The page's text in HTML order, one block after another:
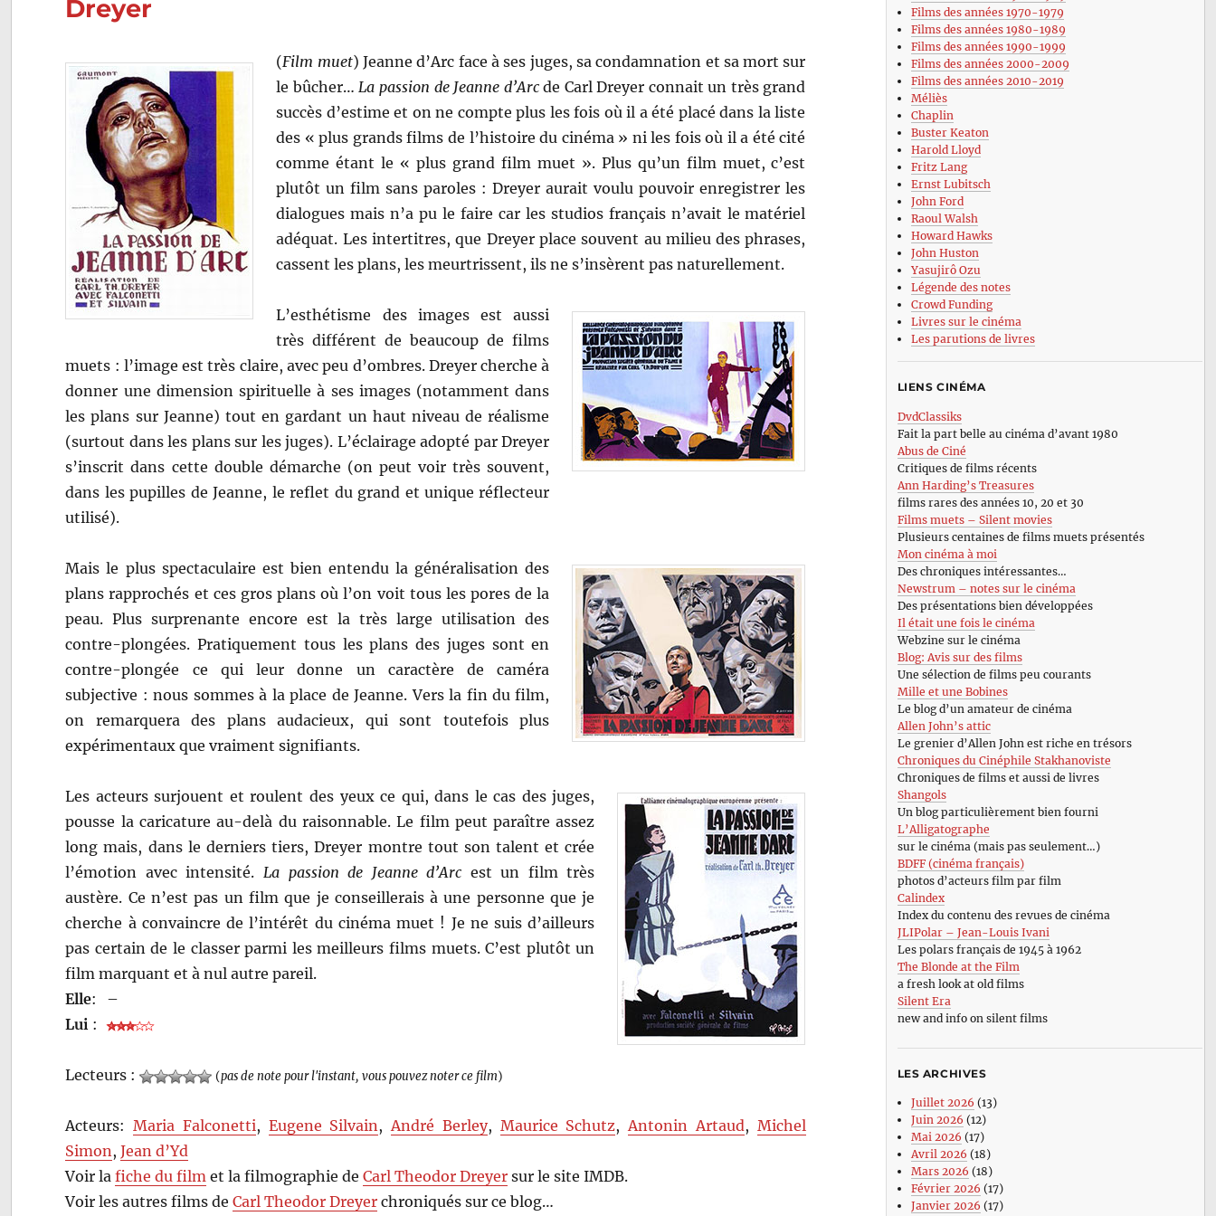
Dreyer
(Film muet) Jeanne d’Arc face à ses juges, sa condamnation et sa mort sur
le bûcher…La passion de Jeanne d’Arcde Carl Dreyer connait un très grand
succès d’estime et on ne compte plus les fois où il a été placé dans la liste
des « plus grands films de l’histoire du cinéma » ni les fois où il a été cité
comme étant le « plus grand film muet ». Plus qu’un film muet, c’est
plutôt un film sans paroles : Dreyer aurait voulu pouvoir enregistrer les
dialogues mais n’a pu le faire car les studios français n’avait le matériel
adéquat. Les intertitres, que Dreyer place souvent au milieu des phrases,
cassent les plans, les meurtrissent, ils ne s’insèrent pas naturellement.
L’esthétisme des images est aussi
très différent de beaucoup de films
muets : l’image est très claire, avec peu d’ombres. Dreyer cherche à
donner une dimension spirituelle à ses images (notamment dans
les plans sur Jeanne) tout en gardant un haut niveau de réalisme
(surtout dans les plans sur les juges). L’éclairage adopté par Dreyer
s’inscrit dans cette double démarche (on peut voir très souvent,
dans les pupilles de Jeanne, le reflet du grand et unique réflecteur
utilisé).
Mais le plus spectaculaire est bien entendu la généralisation des
plans rapprochés et ces gros plans où l’on voit tous les pores de la
peau. Plus surprenante encore est la très large utilisation des
contre-plongées. Pratiquement tous les plans des juges sont en
contre-plongée ce qui leur donne un caractère de caméra
subjective : nous sommes à la place de Jeanne. Vers la fin du film,
on remarquera des plans audacieux, qui sont toutefois plus
expérimentaux que vraiment signifiants.
Les acteurs surjouent et roulent des yeux ce qui, dans le cas des juges,
pousse la caricature au-delà du raisonnable. Le film peut paraître assez
long mais, dans le derniers tiers, Dreyer montre tout son talent et crée
l’émotion avec intensité. La passion de Jeanne d’Arc est un film très
austère. Ce n’est pas un film que je conseillerais à une personne que je
cherche à convaincre de l’intérêt du cinéma muet ! Je ne suis d’ailleurs
pas certain de le classer parmi les meilleurs films muets. C’est plutôt un
film marquant et à nul autre pareil.
Elle:
–
Lui :
Lecteurs : (pas de note pour l'instant, vous pouvez noter ce film)
Acteurs:Maria Falconetti, Eugene Silvain,André Berley, Maurice Schutz,Antonin Artaud, Michel
Simon,Jean d’Yd
Voir lafiche du film et la filmographie deCarl Theodor Dreyer sur le site IMDB.
Voir les autres films deCarl Theodor Dreyer chroniqués sur ce blog…
Films des années 1970-1979
Films des années 1980-1989
Films des années 1990-1999
Films des années 2000-2009
Films des années 2010-2019
Méliès
Chaplin
Buster Keaton
Harold Lloyd
Fritz Lang
Ernst Lubitsch
John Ford
Raoul Walsh
Howard Hawks
John Huston
Yasujirô Ozu
Légende des notes
Crowd Funding
Livres sur le cinéma
Les parutions de livres
LIENS CINÉMA
DvdClassiks
Fait la part belle au cinéma d’avant 1980
Abus de Ciné
Critiques de films récents
Ann Harding’s Treasures
films rares des années 10, 20 et 30
Films muets – Silent movies
Plusieurs centaines de films muets présentés
Mon cinéma à moi
Des chroniques intéressantes…
Newstrum – notes sur le cinéma
Des présentations bien développées
Il était une fois le cinéma
Webzine sur le cinéma
Blog: Avis sur des films
Une sélection de films peu courants
Mille et une Bobines
Le blog d’un amateur de cinéma
Allen John’s attic
Le grenier d’Allen John est riche en trésors
Chroniques du Cinéphile Stakhanoviste
Chroniques de films et aussi de livres
Shangols
Un blog particulièrement bien fourni
L’Alligatographe
sur le cinéma (mais pas seulement…)
BDFF (cinéma français)
photos d’acteurs film par film
Calindex
Index du contenu des revues de cinéma
JLIPolar – Jean-Louis Ivani
Les polars français de 1945 à 1962
The Blonde at the Film
a fresh look at old films
Silent Era
new and info on silent films
LES ARCHIVES
Juillet 2026 (13)
Juin 2026 (12)
Mai 2026 (17)
Avril 2026 (18)
Mars 2026 (18)
Février 2026 (17)
Janvier 2026 (17)